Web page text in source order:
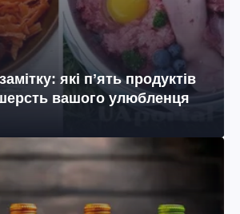
які пʼять продуктів
вашого улюбленця